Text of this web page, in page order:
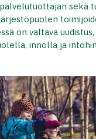
sekä
on valtava
innolla ja